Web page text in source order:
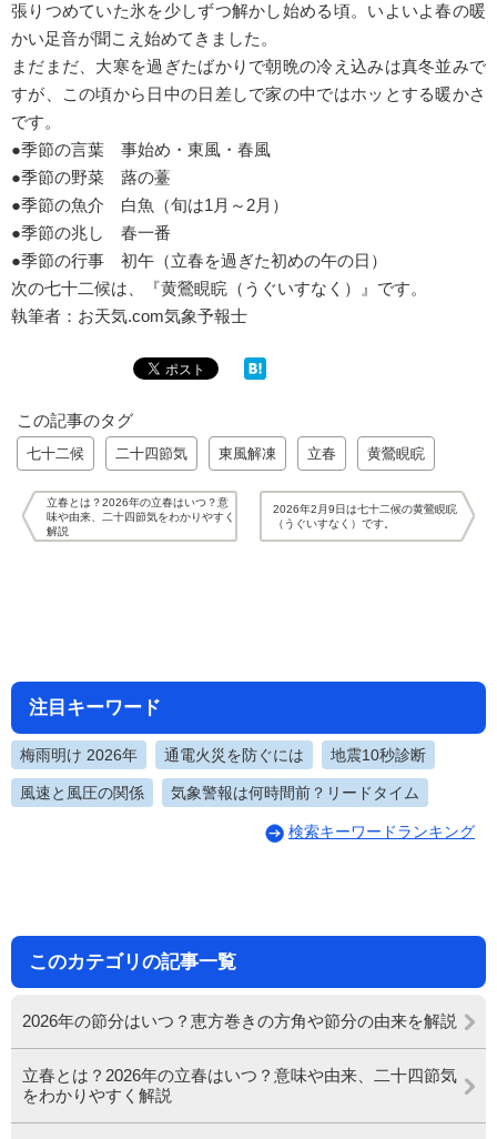
張りつめていた氷を少しずつ解かし始める頃。いよいよ春の暖
かい足音が聞こえ始めてきました。
まだまだ、大寒を過ぎたばかりで朝晩の冷え込みは真冬並みで
すが、この頃から日中の日差しで家の中ではホッとする暖かさ
です。
●季節の言葉 事始め・東風・春風
●季節の野菜 蕗の薹
●季節の魚介 白魚（旬は1月～2月）
●季節の兆し 春一番
●季節の行事 初午（立春を過ぎた初めの午の日）
次の七十二候は、『黄鶯睍睆（うぐいすなく）』です。
執筆者：お天気.com気象予報士
この記事のタグ
七十二候 二十四節気 東風解凍 立春 黄鶯睍睆
立春とは？2026年の立春はいつ？意
味や由来、二十四節気をわかりやすく
解説
2026年2月9日は七十二候の黄鶯睍睆
（うぐいすなく）です。
注目キーワード
梅雨明け 2026年 通電火災を防ぐには 地震10秒診断
風速と風圧の関係 気象警報は何時間前？リードタイム
検索キーワードランキング
このカテゴリの記事一覧
2026年の節分はいつ？恵方巻きの方角や節分の由来を解説
立春とは？2026年の立春はいつ？意味や由来、二十四節気
をわかりやすく解説